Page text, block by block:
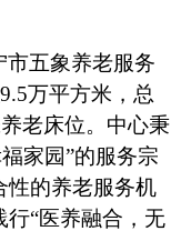
五象养老服务
9.5万平方米，总
老床位。中心秉
家园”的服务宗
性的养老服务机
行“医养融合， 无